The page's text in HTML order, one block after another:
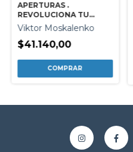
APERTURAS .
REVOLUCIONA TU
AJEDREZ III
Viktor Moskalenko
$41.140,00